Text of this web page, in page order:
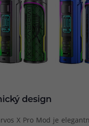
design
X Pro Mod je